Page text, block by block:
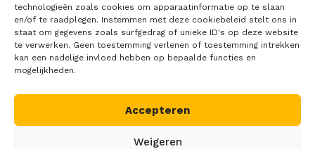
technologieën zoals cookies om apparaatinformatie op te slaan
en/of te raadplegen. Instemmen met deze cookiebeleid stelt ons in
staat om gegevens zoals surfgedrag of unieke ID's op deze website
te verwerken. Geen toestemming verlenen of toestemming intrekken
kan een nadelige invloed hebben op bepaalde functies en
mogelijkheden.
Accepteren
Weigeren